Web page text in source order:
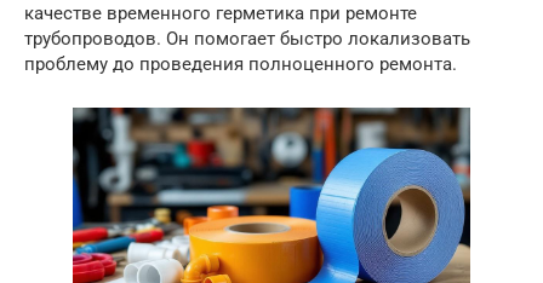
качестве временного герметика при ремонте
трубопроводов. Он помогает быстро локализовать
проблему до проведения полноценного ремонта.